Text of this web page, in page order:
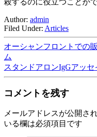
Author: admin
Filed Under: Articles
オーシャンフロントでの
ム
スタンドアロンIgGアッ
コメントを残す
メールアドレスが公開さ
いる欄は必須項目です